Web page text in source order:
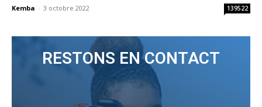
Kemba - 3 octobre 2022 139522
RESTONS EN CONTACT